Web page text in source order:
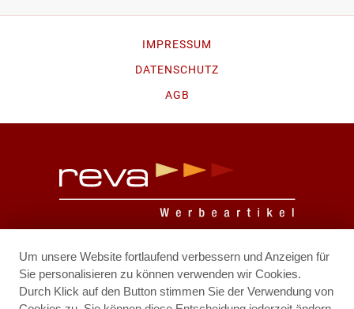
IMPRESSUM
DATENSCHUTZ
AGB
Prof. Dr. Stephan Koren Str. 10
2700 Wiener Neustadt
Um unsere Website fortlaufend verbessern und Anzeigen für
Sie personalisieren zu können verwenden wir Cookies.
Durch Klick auf den Button stimmen Sie der Verwendung von